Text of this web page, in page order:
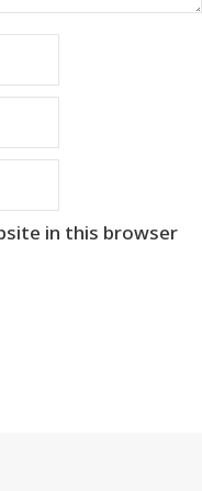
in this browser